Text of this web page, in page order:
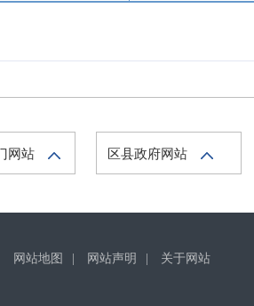
网站 区县政府网站
网站地图 网站声明 关于网站